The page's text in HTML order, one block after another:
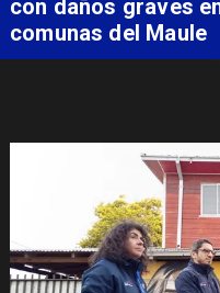
especializada de
Síndrome de